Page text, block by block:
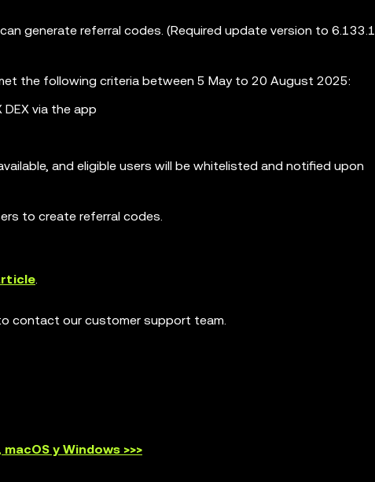
generate referral codes. (Required update version to 6.133.1
the following criteria between 5 May to 20 August 2025:
via the app
and eligible users will be whitelisted and notified upon
to create referral codes.
.
contact our customer support team.
y Windows >>>